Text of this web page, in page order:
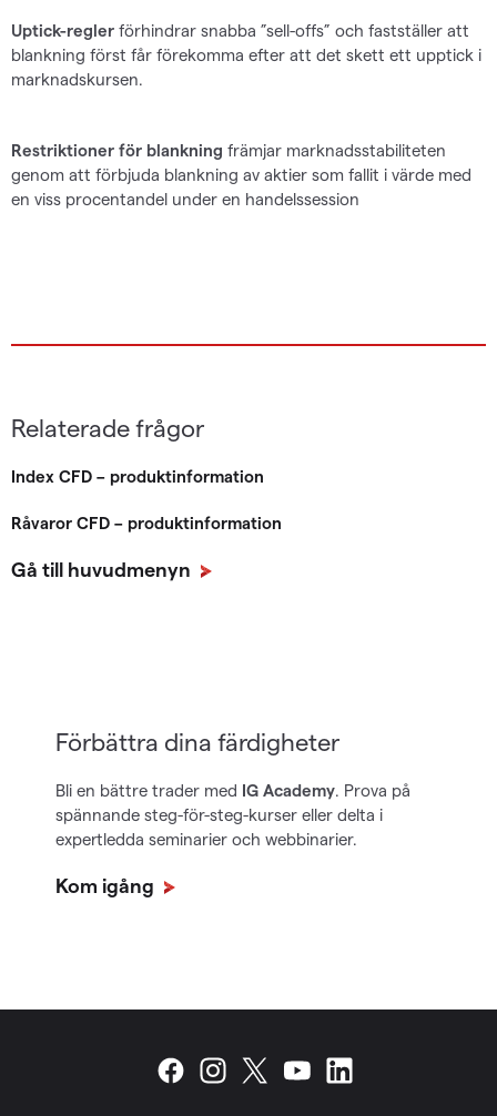
Uptick-regler förhindrar snabba ”sell-offs” och fastställer att
blankning först får förekomma efter att det skett ett upptick i
marknadskursen.
Restriktioner för blankning främjar marknadsstabiliteten
genom att förbjuda blankning av aktier som fallit i värde med
en viss procentandel under en handelssession
Relaterade frågor
Index CFD – produktinformation
Råvaror CFD – produktinformation
Gå till huvudmenyn
Förbättra dina färdigheter
Bli en bättre trader med IG Academy. Prova på
spännande steg-för-steg-kurser eller delta i
expertledda seminarier och webbinarier.
Kom igång